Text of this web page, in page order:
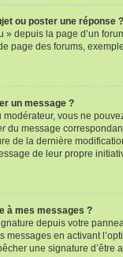
ou poster une réponse ?
depuis la page d’un
page des forums,
un message ?
modérateur, vous ne
du message
de la dernière
de leur propre
à mes messages ?
depuis votre
messages en activant
une signature d’être